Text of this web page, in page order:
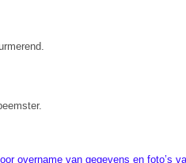
overname van gegevens en foto’s